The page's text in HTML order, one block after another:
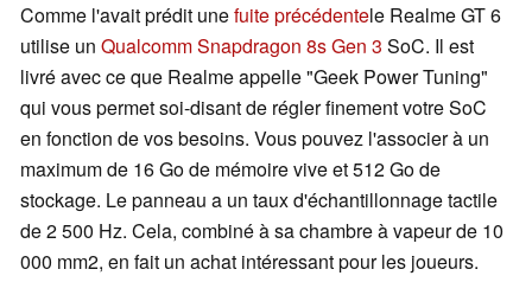
Comme l'avait prédit unefuite précédentele Realme GT 6
utilise un Qualcomm Snapdragon 8s Gen 3 SoC. Il est
livré avec ce que Realme appelle "Geek Power Tuning"
qui vous permet soi-disant de régler finement votre SoC
en fonction de vos besoins. Vous pouvez l'associer à un
maximum de 16 Go de mémoire vive et 512 Go de
stockage. Le panneau a un taux d'échantillonnage tactile
de 2 500 Hz. Cela, combiné à sa chambre à vapeur de 10
000 mm2, en fait un achat intéressant pour les joueurs.